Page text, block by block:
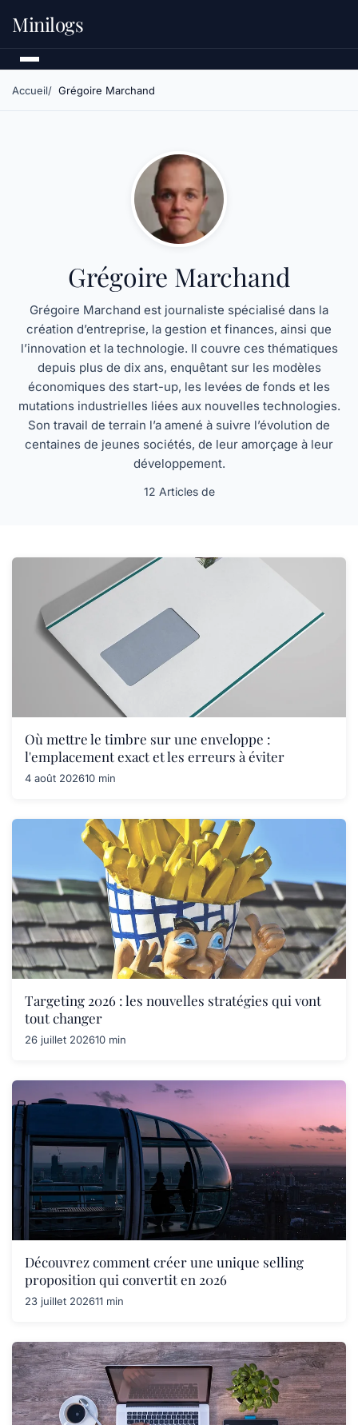
Minilogs
Accueil Grégoire Marchand
Grégoire Marchand
Grégoire Marchand est journaliste spécialisé dans la
création d’entreprise, la gestion et finances, ainsi que
l’innovation et la technologie. Il couvre ces thématiques
depuis plus de dix ans, enquêtant sur les modèles
économiques des start-up, les levées de fonds et les
mutations industrielles liées aux nouvelles technologies.
Son travail de terrain l’a amené à suivre l’évolution de
centaines de jeunes sociétés, de leur amorçage à leur
développement.
12 Articles de
Où mettre le timbre sur une enveloppe :
l'emplacement exact et les erreurs à éviter
4 août 202610 min
Targeting 2026 : les nouvelles stratégies qui vont
tout changer
26 juillet 202610 min
Découvrez comment créer une unique selling
proposition qui convertit en 2026
23 juillet 202611 min